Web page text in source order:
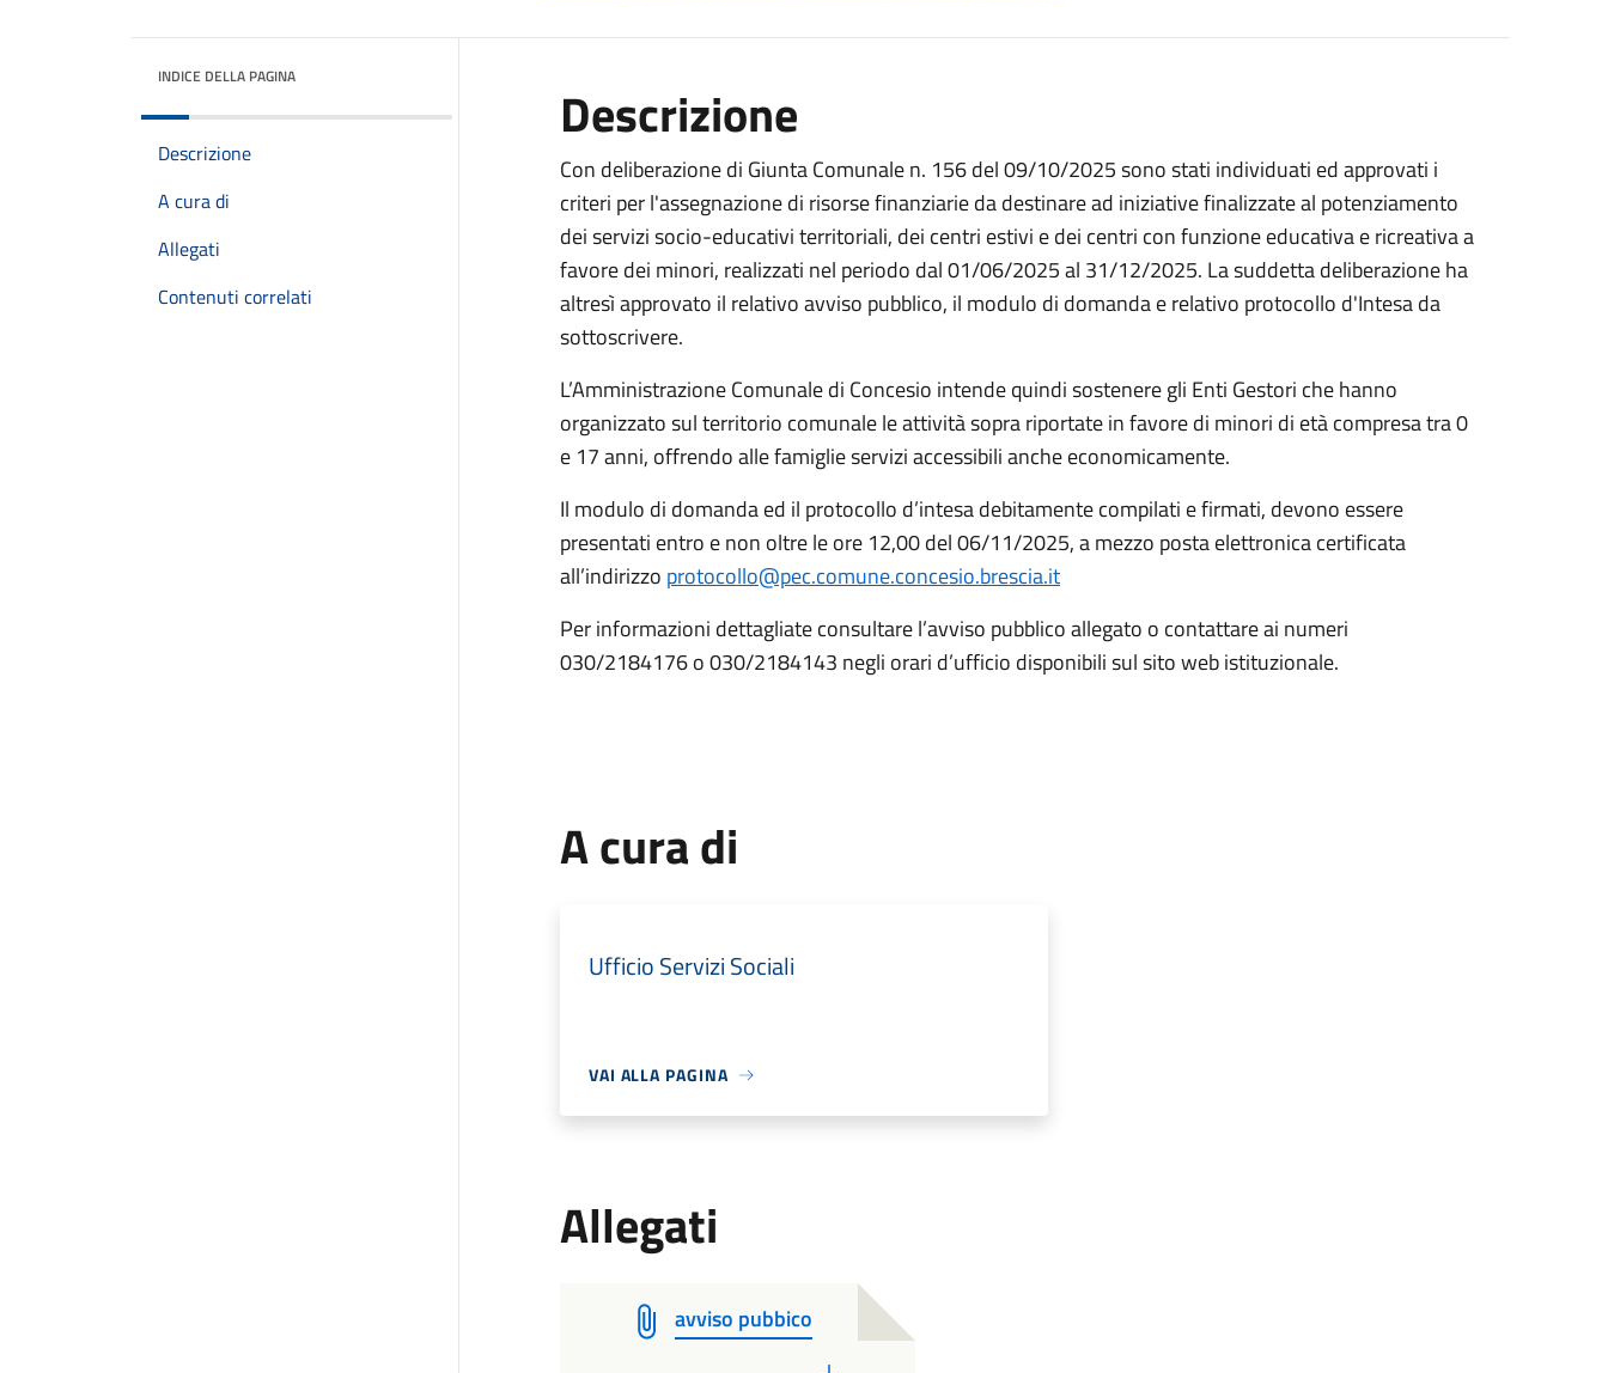
INDICE DELLA PAGINA
Descrizione
A cura di
Allegati
Contenuti correlati
Descrizione
Con deliberazione di Giunta Comunale n. 156 del 09/10/2025 sono stati individuati ed approvati i
criteri per l'assegnazione di risorse finanziarie da destinare ad iniziative finalizzate al potenziamento
dei servizi socio-educativi territoriali, dei centri estivi e dei centri con funzione educativa e ricreativa a
favore dei minori, realizzati nel periodo dal 01/06/2025 al 31/12/2025. La suddetta deliberazione ha
altresì approvato il relativo avviso pubblico, il modulo di domanda e relativo protocollo d'Intesa da
sottoscrivere.
L’Amministrazione Comunale di Concesio intende quindi sostenere gli Enti Gestori che hanno
organizzato sul territorio comunale le attività sopra riportate in favore di minori di età compresa tra 0
e 17 anni, offrendo alle famiglie servizi accessibili anche economicamente.
Il modulo di domanda ed il protocollo d’intesa debitamente compilati e firmati, devono essere
presentati entro e non oltre le ore 12,00 del 06/11/2025, a mezzo posta elettronica certificata
all’indirizzo protocollo@pec.comune.concesio.brescia.it
Per informazioni dettagliate consultare l’avviso pubblico allegato o contattare ai numeri
030/2184176 o 030/2184143 negli orari d’ufficio disponibili sul sito web istituzionale.
A cura di
Ufficio Servizi Sociali
VAI ALLA PAGINA
Allegati
avviso pubbico